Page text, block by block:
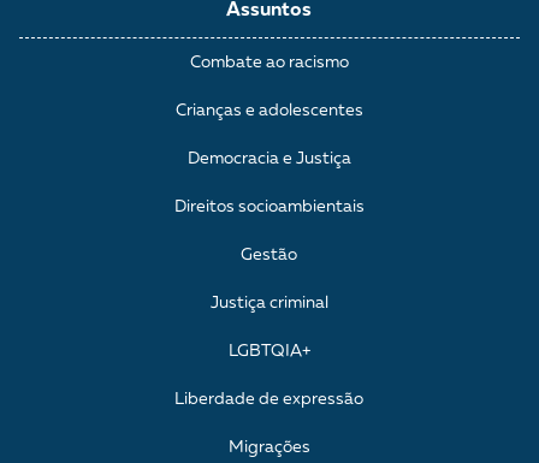
Assuntos
Combate ao racismo
Crianças e adolescentes
Democracia e Justiça
Direitos socioambientais
Gestão
Justiça criminal
LGBTQIA+
Liberdade de expressão
Migrações